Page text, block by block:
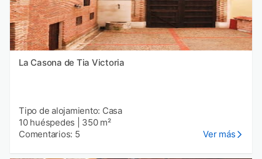
La Casona de Tia Victoria
Tipo de alojamiento: Casa
10 huéspedes
350 m²
Comentarios: 5
Ver más